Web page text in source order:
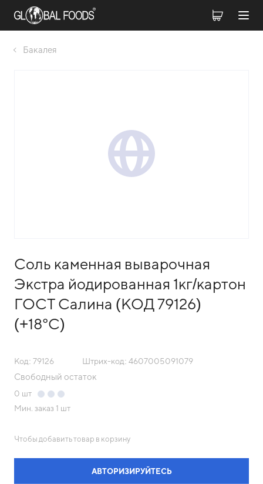
Бакалея
Соль каменная выварочная
Экстра йодированная 1кг/картон
ГОСТ Салина (КОД 79126)
(+18°С)
Код: 79126 Штрих-код: 4607005091079
Свободный остаток
0 шт
Мин. заказ 1 шт
Чтобы добавить товар в корзину
АВТОРИЗИРУЙТЕСЬ